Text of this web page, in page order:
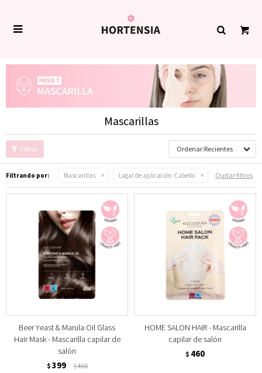

Mascarillas
Recientes
Filtrando por: Mascarillas Lugar de aplicación: Cabello Quitar filtros
Beer Yeast & Marula Oil Glass
Hair Mask - Mascarilla capilar de
salón
$ 399 $460
HOME SALON HAIR - Mascarilla
capilar de salón
$ 460